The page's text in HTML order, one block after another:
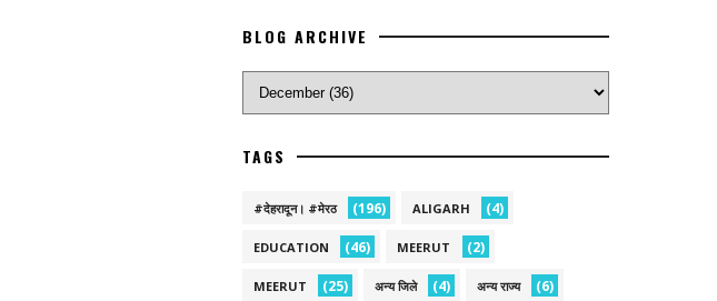
BLOG ARCHIVE
TAGS
#देहरादून। #मेरठ (196) ALIGARH (4)
EDUCATION (46) MEERUT (2)
MEERUT (25) अन्य जिले (4) अन्य राज्य (6)